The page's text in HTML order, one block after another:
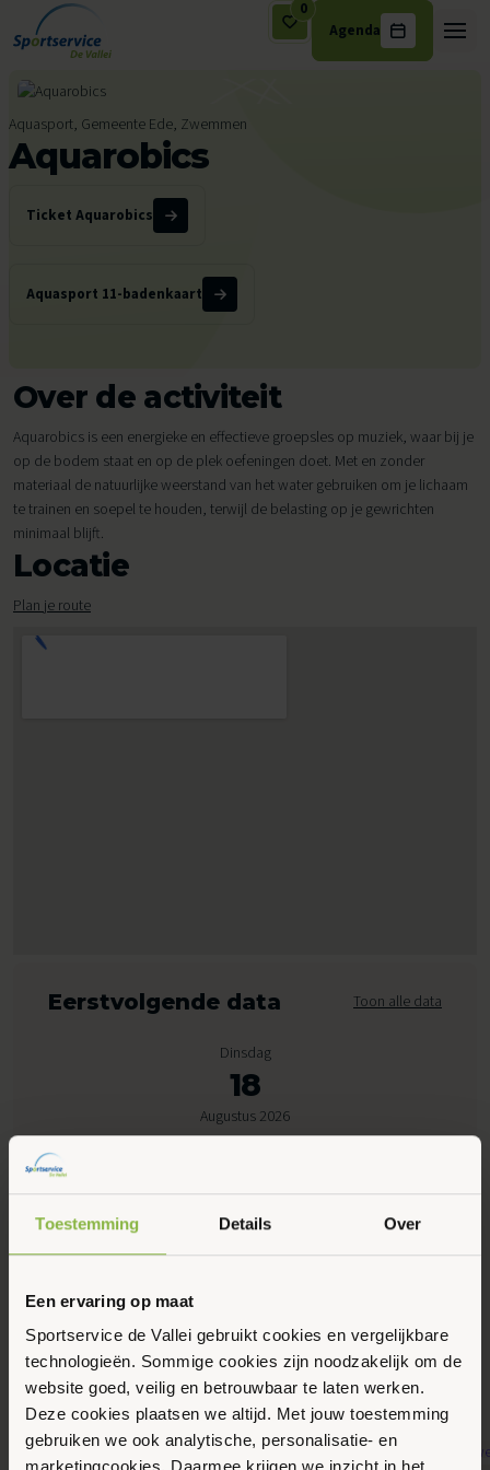
Toestemming Details Over
Een ervaring op maat
Sportservice de Vallei gebruikt cookies en vergelijkbare
technologieën. Sommige cookies zijn noodzakelijk om de
website goed, veilig en betrouwbaar te laten werken.
Deze cookies plaatsen we altijd. Met jouw toestemming
gebruiken we ook analytische, personalisatie- en
Ga naar de inhoud
0
Agenda
Aquasport, Gemeente Ede, Zwemmen
Aquarobics
Ticket Aquarobics
Aquasport 11-badenkaart
Over de activiteit
Aquarobics is een energieke en effectieve groepsles op muziek, waar bij je
op de bodem staat en op de plek oefeningen doet. Met en zonder
materiaal de natuurlijke weerstand van het water gebruiken om je lichaam
te trainen en soepel te houden, terwijl de belasting op je gewrichten
minimaal blijft.
Locatie
Plan je route
Eerstvolgende data Toon alle data
Dinsdag
18
Augustus 2026
19:00 - 19:45
Peppelensteeg 17, Ede
Maak favoriet
Gerelateerde activiteiten